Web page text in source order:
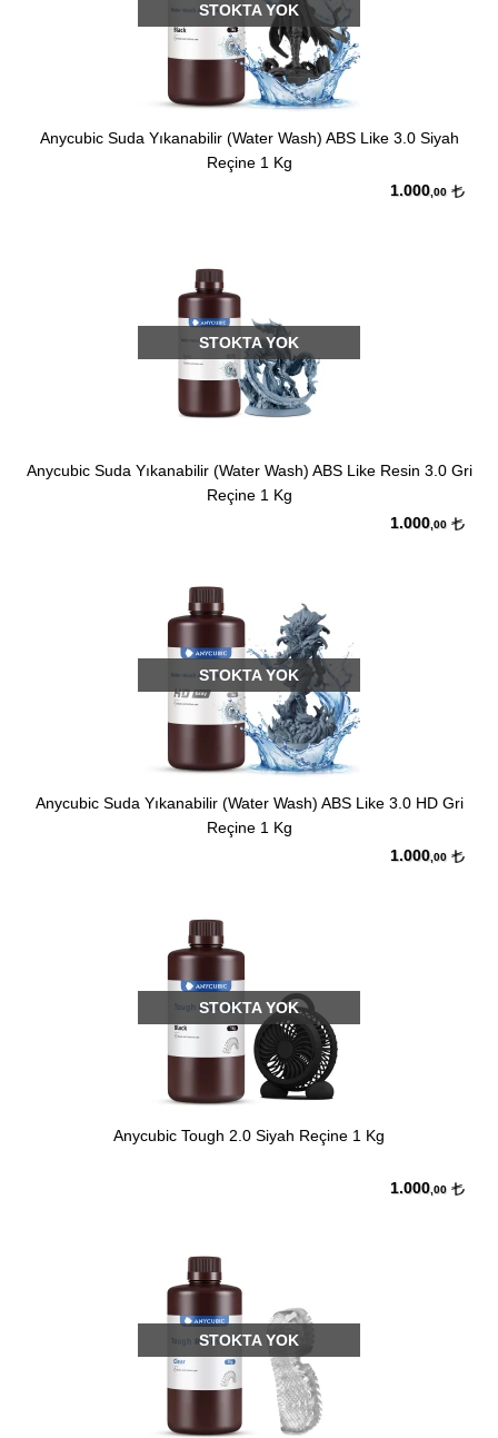
STOKTA YOK
Anycubic Suda Yıkanabilir (Water Wash) ABS Like 3.0 Siyah
Reçine 1 Kg
1.000 ,00
STOKTA YOK
Anycubic Suda Yıkanabilir (Water Wash) ABS Like Resin 3.0 Gri
Reçine 1 Kg
1.000 ,00
STOKTA YOK
Anycubic Suda Yıkanabilir (Water Wash) ABS Like 3.0 HD Gri
Reçine 1 Kg
1.000 ,00
STOKTA YOK
Anycubic Tough 2.0 Siyah Reçine 1 Kg
1.000 ,00
STOKTA YOK